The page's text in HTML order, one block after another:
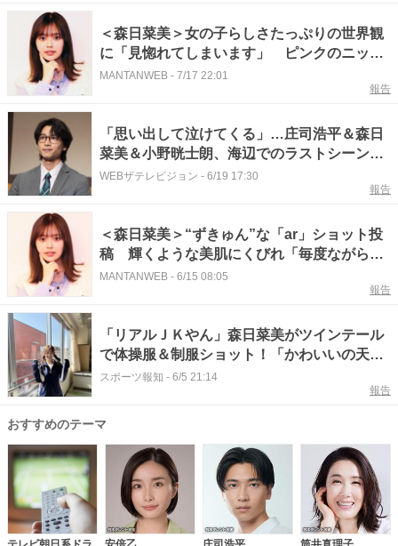
＜森日菜美＞女の子らしさたっぷりの世界観
に「見惚れてしまいます」 ピンクのニット
ショーツ姿でおへそ見せも
MANTANWEB - 7/17 22:01
報告
「思い出して泣けてくる」…庄司浩平＆森日
菜美＆小野晄士朗、海辺でのラストシーンの
オフショを公開＜余命3ヶ月のサレ夫＞
WEBザテレビジョン - 6/19 17:30
報告
＜森日菜美＞“ずきゅん”な「ar」ショット投
稿 輝くような美肌にくびれ「毎度ながら可
愛い」「スタイル良すぎ」の声
MANTANWEB - 6/15 08:05
報告
「リアルＪＫやん」森日菜美がツインテール
で体操服＆制服ショット！「かわいいの天
才」「仕事めっちゃ頑張れそう」
スポーツ報知 - 6/5 21:14
報告
おすすめのテーマ